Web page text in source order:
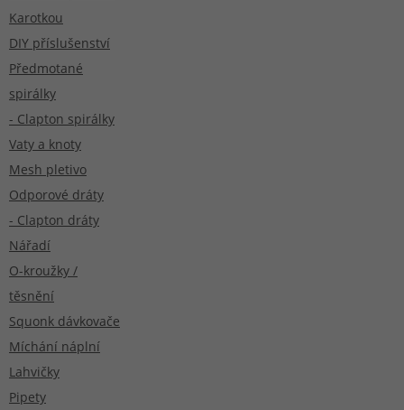
Karotkou
DIY příslušenství
Předmotané
spirálky
- Clapton spirálky
Vaty a knoty
Mesh pletivo
Odporové dráty
- Clapton dráty
Nářadí
O-kroužky /
těsnění
Squonk dávkovače
Míchání náplní
Lahvičky
Pipety